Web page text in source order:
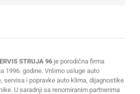
STRUJA 96 je porodična firma
1996. godine. Vršimo usluge auto
servisa i popravke auto klima, dijagnostike
U saradnji sa renomiranim partnerima